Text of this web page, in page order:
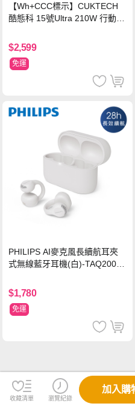
【Wh+CCC標示】CUKTECH
酷態科 15號Ultra 210W 行動電
$2,599
免運
PHILIPS AI麥克風長續航耳夾
式無線藍牙耳機(白)-TAQ2000
$1,780
免運
收藏清單 瀏覽紀錄
加入購